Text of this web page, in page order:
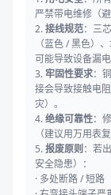
严禁带电维修（避
2.接线规范：三
（蓝色 / 黑色）
可能导致设备漏
3.牢固性要求：
接会导致接触电
灾）。
4.绝缘可靠性：
（建议用万用表
5.报废原则：若
安全隐患）：
· 多处断路 / 短路